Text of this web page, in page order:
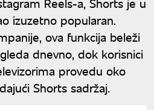
izuzetno popularan.
ova funkcija beleži
dnevno, dok korisnici
provedu oko
Shorts sadržaj.